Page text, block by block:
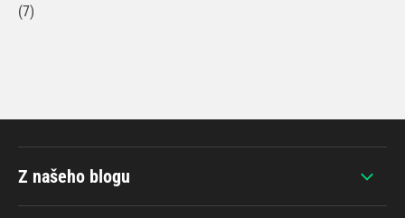
(7)
Z našeho blogu